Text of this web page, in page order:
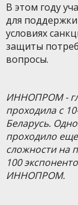
В этом году
для
условиях
защиты
вопросы.
ИННОПРОМ -
проходила с
Беларусь.
проходило
сложности на
100
ИННОПРОМ.